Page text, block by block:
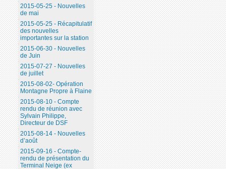
2015-05-25 - Nouvelles
de mai
2015-05-25 - Récapitulatif
des nouvelles
importantes sur la station
2015-06-30 - Nouvelles
de Juin
2015-07-27 - Nouvelles
de juillet
2015-08-02- Opération
Montagne Propre à Flaine
2015-08-10 - Compte
rendu de réunion avec
Sylvain Philippe,
Directeur de DSF
2015-08-14 - Nouvelles
d’août
2015-09-16 - Compte-
rendu de présentation du
Terminal Neige (ex